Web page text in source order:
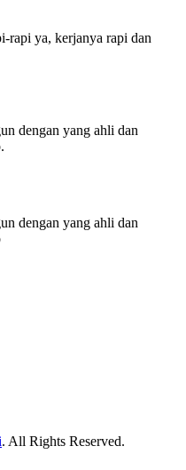
rapi ya, kerjanya rapi dan
dengan yang ahli dan
dengan yang ahli dan
. All Rights Reserved.